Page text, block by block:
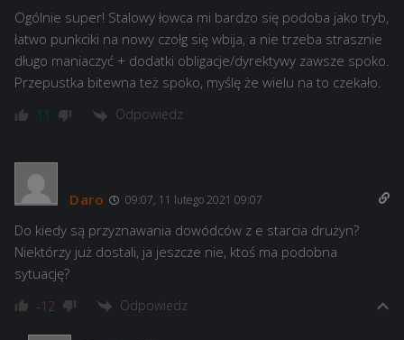
Ogólnie super! Stalowy łowca mi bardzo się podoba jako tryb,
łatwo punkciki na nowy czołg się wbija, a nie trzeba strasznie
długo maniaczyć + dodatki obligacje/dyrektywy zawsze spoko.
Przepustka bitewna też spoko, myślę że wielu na to czekało.
11 Odpowiedz
Daro 09:07, 11 lutego 2021 09:07
Do kiedy są przyznawania dowódców z e starcia drużyn?
Niektórzy już dostali, ja jeszcze nie, ktoś ma podobna
sytuację?
-12 Odpowiedz